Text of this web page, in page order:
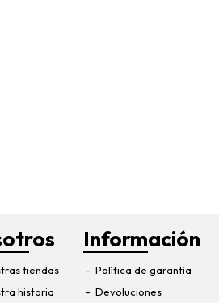
tiendas
historia
Información
Política de garantía
Devoluciones